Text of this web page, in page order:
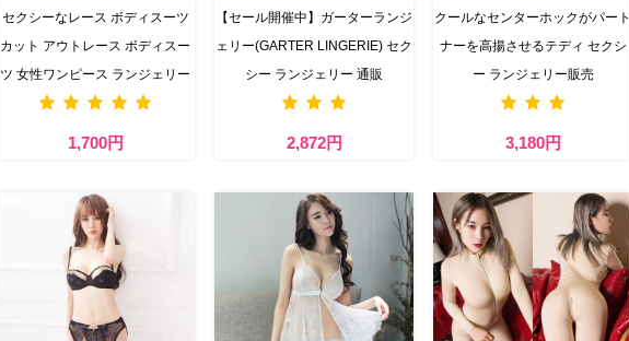
セクシーなレース ボディスーツ
カット アウトレース ボディスー
ツ 女性ワンピース ランジェリー
1,700円
【セール開催中】ガーターランジ
ェリー(GARTER LINGERIE) セク
シー ランジェリー 通販
2,872円
クールなセンターホックがパート
ナーを高揚させるテディ セクシ
ー ランジェリー販売
3,180円